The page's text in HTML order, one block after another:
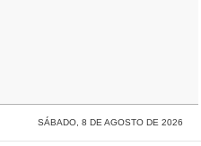
SÁBADO, 8 DE AGOSTO DE 2026